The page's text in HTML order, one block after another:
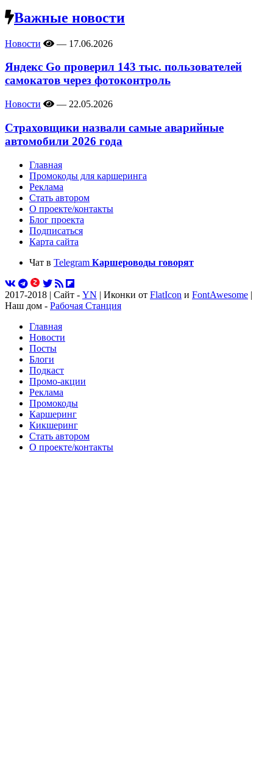
Важные новости
Новости — 17.06.2026
Яндекс Go проверил 143 тыс. пользователей
самокатов через фотоконтроль
Новости — 22.05.2026
Страховщики назвали самые аварийные
автомобили 2026 года
Главная
Промокоды для каршеринга
Реклама
Стать автором
О проекте/контакты
Блог проекта
Подписаться
Карта сайта
Чат в Telegram Каршероводы говорят
2017-2018 | Сайт - YN | Иконки от FlatIcon и FontAwesome |
Наш дом - Рабочая Станция
Главная
Новости
Посты
Блоги
Подкаст
Промо-акции
Реклама
Промокоды
Каршеринг
Кикшеринг
Стать автором
О проекте/контакты